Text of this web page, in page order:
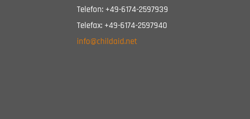
Telefon: +49-6174-2597939
Telefax: +49-6174-2597940
info@childaid.net